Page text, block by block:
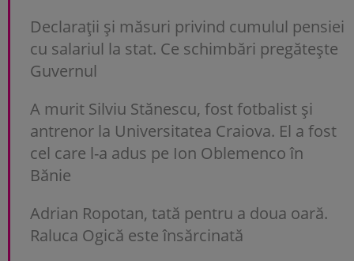
Declarații și măsuri privind cumulul pensiei
cu salariul la stat. Ce schimbări pregătește
Guvernul
A murit Silviu Stănescu, fost fotbalist și
antrenor la Universitatea Craiova. El a fost
cel care l-a adus pe Ion Oblemenco în
Bănie
Adrian Ropotan, tată pentru a doua oară.
Raluca Ogică este însărcinată